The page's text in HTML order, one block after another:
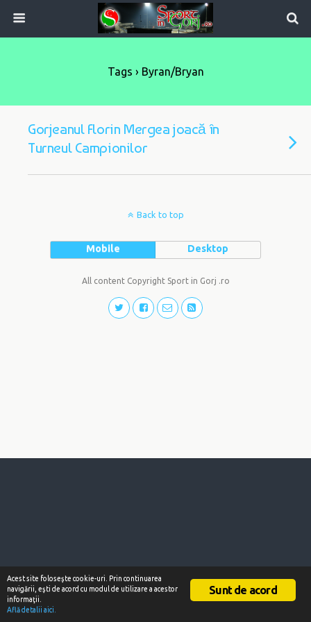
Tags › Byran/bryan
Gorjeanul Florin Mergea joacă în
Turneul Campionilor
Back to top
Mobile Desktop
All content Copyright Sport in Gorj .ro
Sunt de acord
Acest site foloseşte cookie-uri. Prin continuarea
navigării, eşti de acord cu modul de utilizare a acestor
informaţii.
Află detalii aici.